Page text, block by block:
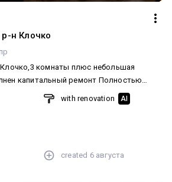
н Клочко
комнаты плюс небольшая
капитальный ремонт Полностью
8 соток.Рядом садики,школы.Без
вопросам звоните
with renovation AI
created 6 августа